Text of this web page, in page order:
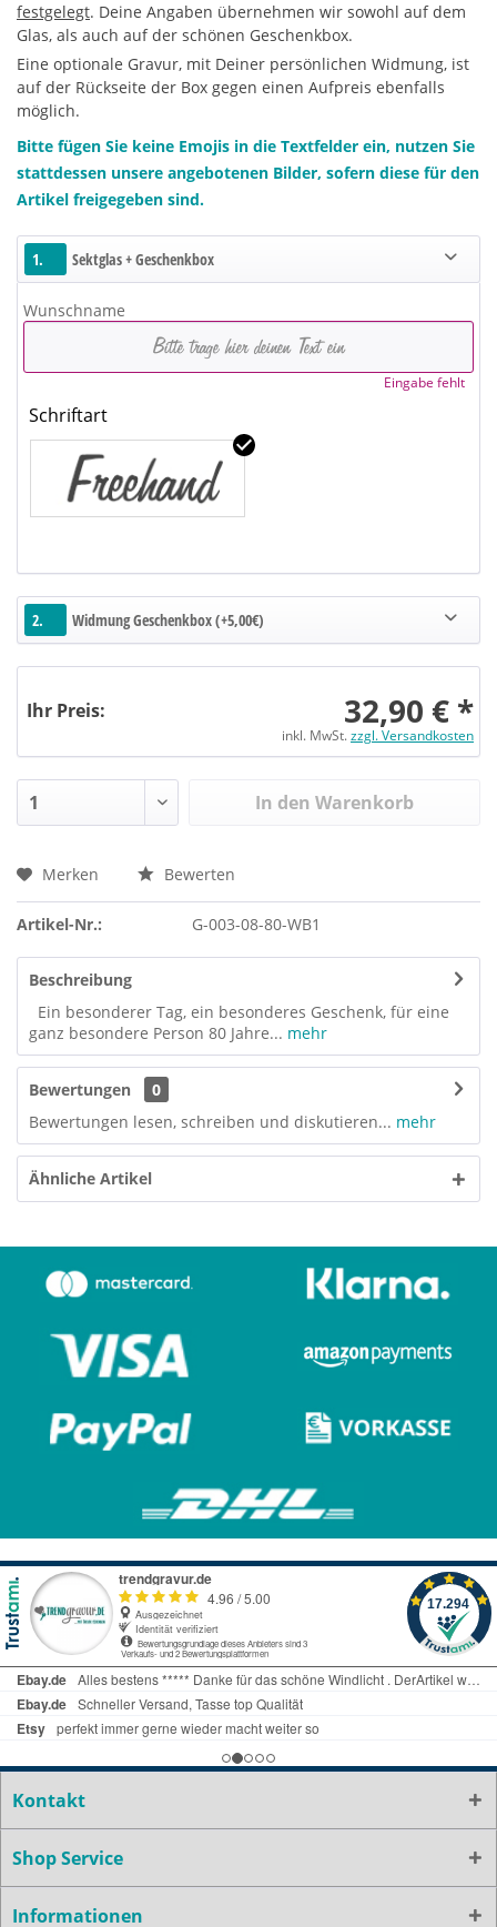
festgelegt. Deine Angaben übernehmen wir sowohl auf dem
Glas, als auch auf der schönen Geschenkbox.
Eine optionale Gravur, mit Deiner persönlichen Widmung, ist
auf der Rückseite der Box gegen einen Aufpreis ebenfalls
möglich.
Bitte fügen Sie keine Emojis in die Textfelder ein, nutzen Sie
stattdessen unsere angebotenen Bilder, sofern diese für den
Artikel freigegeben sind.
1. Sektglas + Geschenkbox
Wunschname
Eingabe fehlt
Schriftart
2. Widmung Geschenkbox (+5,00€)
Ihr Preis: 32,90 € *
inkl. MwSt.zzgl. Versandkosten
In den Warenkorb
Merken Bewerten
Artikel-Nr.: G-003-08-80-WB1
Beschreibung
Ein besonderer Tag, ein besonderes Geschenk, für eine
ganz besondere Person 80 Jahre... mehr
Bewertungen
0
Bewertungen lesen, schreiben und diskutieren... mehr
Ähnliche Artikel
Kontakt
Shop Service
Informationen